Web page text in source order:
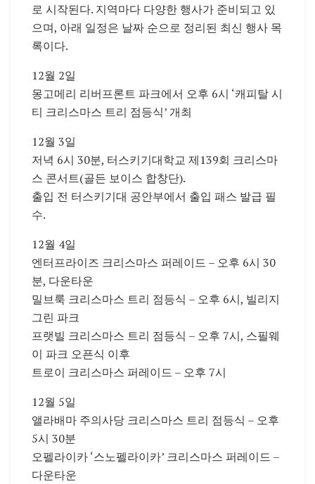
로 시작된다. 지역마다 다양한 행사가 준비되고 있
으며, 아래 일정은 날짜 순으로 정리된 최신 행사 목
록이다.
12월 2일
몽고메리 리버프론트 파크에서 오후 6시 ‘캐피탈 시
티 크리스마스 트리 점등식’ 개최
12월 3일
저녁 6시 30분, 터스키기대학교 제139회 크리스마
스 콘서트(골든 보이스 합창단).
출입 전 터스키기대 공안부에서 출입 패스 발급 필
수.
12월 4일
엔터프라이즈 크리스마스 퍼레이드 – 오후 6시 30
분, 다운타운
밀브룩 크리스마스 트리 점등식 – 오후 6시, 빌리지
그린 파크
프랫빌 크리스마스 트리 점등식 – 오후 7시, 스필웨
이 파크 오픈식 이후
트로이 크리스마스 퍼레이드 – 오후 7시
12월 5일
앨라배마 주의사당 크리스마스 트리 점등식 – 오후
5시 30분
오펠라이카 ‘스노펠라이카’ 크리스마스 퍼레이드 –
다운타운